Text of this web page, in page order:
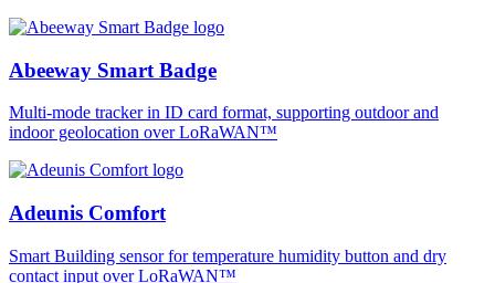
Abeeway Smart Badge
Multi-mode tracker in ID card format, supporting outdoor and
indoor geolocation over LoRaWAN™
Adeunis Comfort
Smart Building sensor for temperature humidity button and dry
contact input over LoRaWAN™